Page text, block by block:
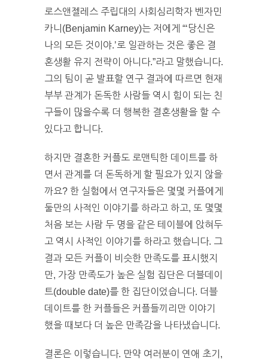
로스앤젤레스 주립대의 사회심리학자 벤자민
카니(Benjamin Karney)는 저에게 “‘당신은
나의 모든 것이야.’로 일관하는 것은 좋은 결
혼생활 유지 전략이 아니다.”라고 말했습니다.
그의 팀이 곧 발표할 연구 결과에 따르면 현재
부부 관계가 돈독한 사람들 역시 힘이 되는 친
구들이 많을수록 더 행복한 결혼생활을 할 수
있다고 합니다.
하지만 결혼한 커플도 로맨틱한 데이트를 하
면서 관계를 더 돈독하게 할 필요가 있지 않을
까요? 한 실험에서 연구자들은 몇몇 커플에게
둘만의 사적인 이야기를 하라고 하고, 또 몇몇
처음 보는 사람 두 명을 같은 테이블에 앉혀두
고 역시 사적인 이야기를 하라고 했습니다. 그
결과 모든 커플이 비슷한 만족도를 표시했지
만, 가장 만족도가 높은 실험 집단은 더블데이
트(double date)를 한 집단이었습니다. 더블
데이트를 한 커플들은 커플들끼리만 이야기
했을 때보다 더 높은 만족감을 나타냈습니다.
결론은 이렇습니다. 만약 여러분이 연애 초기,